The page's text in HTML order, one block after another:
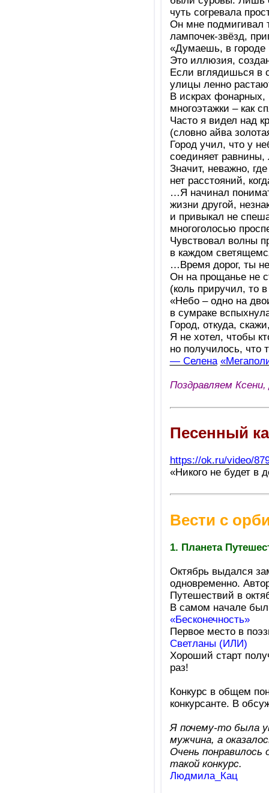
чуть согревала
Он мне подмигивал
лампочек-звёзд,
«Думаешь, в
Это иллюзия,
Если вглядишься в
улицы ленно
В искрах фонарных,
многоэтажки – как
Часто я видел над
(словно айва
Город учил, что у
соединяет равнины,
Значит, неважно,
нет расстояний,
…Я начинал
жизни другой,
и привыкал не
многоголосью
Чувствовал волны
в каждом
…Время дорог, ты
Он на прощанье не
(коль приручил, то
«Небо – одно на
в сумраке
Город, откуда,
Я не хотел, чтобы
но получилось, что
— Селена
Поздравляем
Песенный
https://ok.ru/video/
«Никого не будет в
Вести с
1. Планета
Октябрь выдался
одновременно.
Путешествий в
В самом начале
«Бесконечность»
Первое место в
Светланы (ИЛИ)
Хороший старт
раз!
Конкурс в общем
конкурсанте. В
Я почему-то была
мужчина, а
Очень понравилось
такой конкурс.
Людмила_Кац